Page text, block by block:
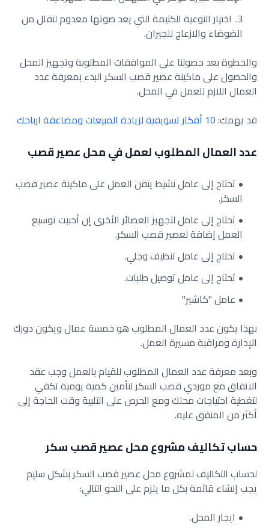
اختيار النوعية الكتيمة التي يعد صوتها معدوم لتقلل من
الضوضاء والازعاج للجيران.
والخطوة بعد حصولنا على الموافقات المطلوبة وتجهيز المحل
والحصول على ماكينة عصير قصب السكر البدء بمعرفة عدد
العمال اللازم للعمل في المحل.
قد يهمك:10 أفكار تسويقية لزيادة المبيعات ومضاعفة ارباحك
عدد العمال المطلوب لعمل في محل عصير قصب
تحتاج إلى عامل نشيط يتقن العمل على ماكينة عصير قصب
السكر.
تحتاج إلى عامل لتجهيز العصائر الأخرى إن أحببت توسيع
العمل إضافة لعصير قصب السكر.
تحتاج إلى عامل تنظيف وجلي.
تحتاج إلى عامل توصيل طلبات.
عامل "كاشير"
بهذا يكون عدد العمال المطلوب هو خمسة عمال ويكون دورك
الإدارة ومراقبة مسيرة العمل.
وبعد معرفة عدد العمال المطلوب للقيام بالعمل وجب عقد
الاتفاق مع موردي قصب السكر لتأمين كمية يومية تكفي
لتغطية احتياجات محلك ومع الحرص على التلبية وقت الحاجة إلى
أكثر من المتفق عليه.
حساب تكاليف مشروع محل عصير قصب سكر
لحساب التكاليف لمشروع محل عصير قصب السكر بشكل سليم
يجب إنشاء قائمة بكل ما يلزم على النحو التالي:
ايجار المحل.